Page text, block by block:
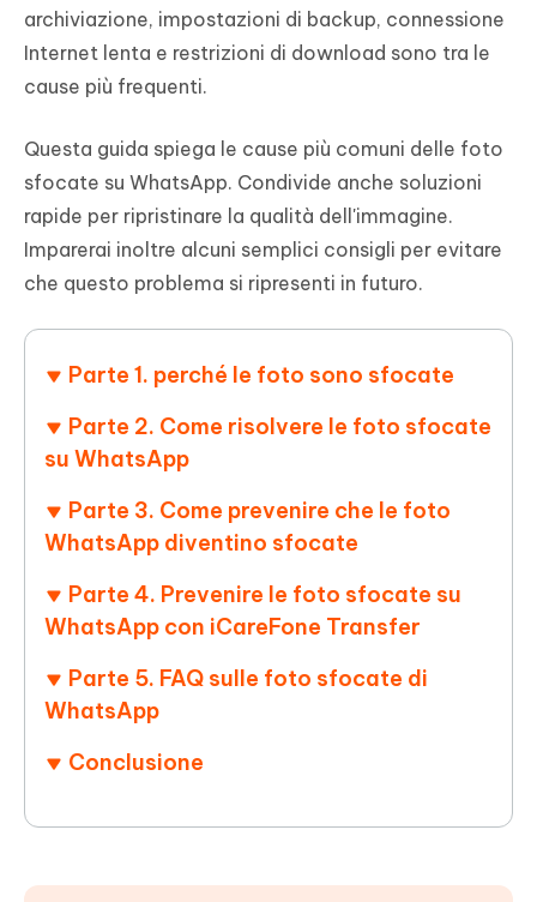
archiviazione, impostazioni di backup, connessione
Internet lenta e restrizioni di download sono tra le
cause più frequenti.
Questa guida spiega le cause più comuni delle foto
sfocate su WhatsApp. Condivide anche soluzioni
rapide per ripristinare la qualità dell'immagine.
Imparerai inoltre alcuni semplici consigli per evitare
che questo problema si ripresenti in futuro.
Parte 1. perché le foto sono sfocate
Parte 2. Come risolvere le foto sfocate
su WhatsApp
Parte 3. Come prevenire che le foto
WhatsApp diventino sfocate
Parte 4. Prevenire le foto sfocate su
WhatsApp con iCareFone Transfer
Parte 5. FAQ sulle foto sfocate di
WhatsApp
Conclusione